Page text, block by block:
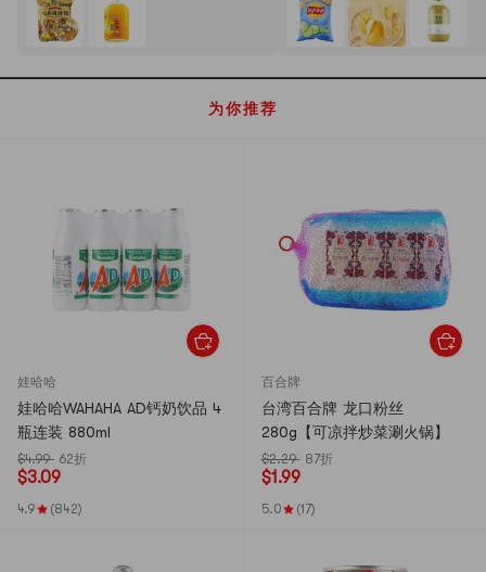
为你推荐
娃哈哈
娃哈哈WAHAHA AD钙奶饮品 4
瓶连装 880ml
$4.99 62折
$3.09
4.9 (842)
百合牌
台湾百合牌 龙口粉丝
280g【可凉拌炒菜涮火锅】
$2.29 87折
$1.99
5.0 (17)